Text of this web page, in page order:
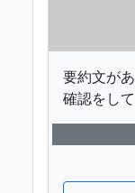
要約文が
確認をして